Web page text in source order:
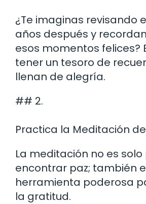
¿Te imaginas revisando
años después y
esos momentos felices?
tener un tesoro de
llenan de alegría.
## 2.
Practica la Meditación
La meditación no es
encontrar paz; también
herramienta poderosa
la gratitud.